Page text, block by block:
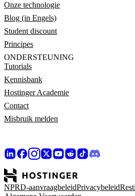
Onze technologie
Blog (in Engels)
Student discount
Principes
ONDERSTEUNING
Tutorials
Kennisbank
Hostinger Academie
Contact
Misbruik melden
NPRD-aanvraagbeleidPrivacybeleid